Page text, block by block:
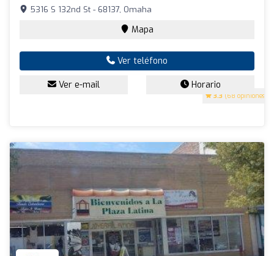
3.3 (68 opiniones)
5316 S 132nd St - 68137, Omaha
Mapa
Ver teléfono
Ver e-mail Horario